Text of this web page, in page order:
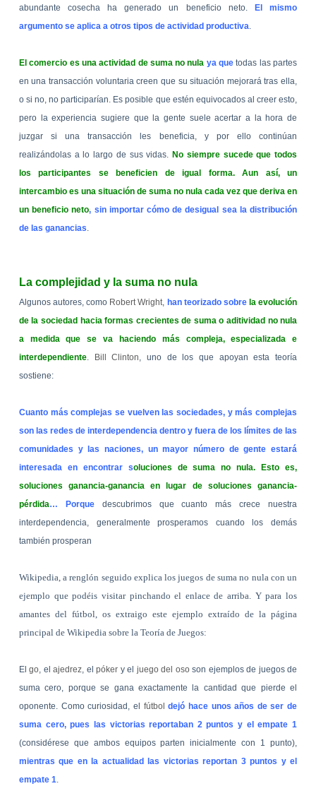
abundante cosecha ha generado un beneficio neto.
El mismo
argumento se aplica a otros tipos de actividad productiva.
El comercio es una actividad de suma no nula ya que todas las partes
en una transacción voluntaria creen que su situación mejorará tras ella,
o si no, no participarían. Es posible que estén equivocados al creer esto,
pero la experiencia sugiere que la gente suele acertar a la hora de
juzgar si una transacción les beneficia, y por ello continúan
realizándolas a lo largo de sus vidas. No siempre sucede que todos
los participantes se beneficien de igual forma. Aun así, un
intercambio es una situación de suma no nula cada vez que deriva en
un beneficio neto, sin importar cómo de desigual sea la distribución
de las ganancias.
La complejidad y la suma no nula
Algunos autores, como Robert Wright, han teorizado sobrela evolución
de la sociedad hacia formas crecientes de suma o aditividad no nula
a medida que se va haciendo más compleja, especializada e
interdependiente. Bill Clinton, uno de los que apoyan esta teoría
sostiene:
Cuanto más complejas se vuelven las sociedades, y más complejas
son las redes de interdependencia dentro y fuera de los límites de las
comunidades y las naciones, un mayor número de gente estará
interesada en encontrar soluciones de suma no nula. Esto es,
soluciones ganancia-ganancia en lugar de soluciones ganancia-
pérdida… Porque descubrimos que cuanto más crece nuestra
interdependencia, generalmente prosperamos cuando los demás
también prosperan
Wikipedia, a renglón seguido explica los juegos de suma no nula con un
ejemplo que podéis visitar pinchando el enlace de arriba. Y para los
amantes del fútbol, os extraigo este ejemplo extraído de la página
principal de Wikipedia sobre la Teoría de Juegos:
Elgo, elajedrez, elpóker y el juego del ososon ejemplos de juegos de
suma cero, porque se gana exactamente la cantidad que pierde el
oponente. Como curiosidad, el fútbol dejó hace unos años de ser de
suma cero, pues las victorias reportaban 2 puntos y el empate 1
(considérese que ambos equipos parten inicialmente con 1 punto),
mientras que en la actualidad las victorias reportan 3 puntos y el
empate 1.